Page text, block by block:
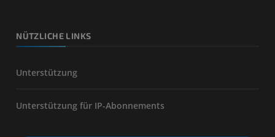
NÜTZLICHE LINKS
Unterstützung
Unterstützung für IP-Abonnements